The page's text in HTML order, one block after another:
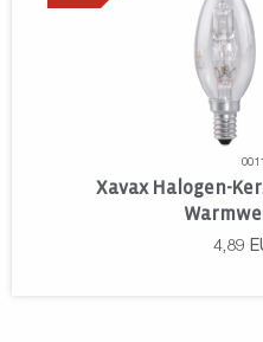
Xavax Halogen-
4,89